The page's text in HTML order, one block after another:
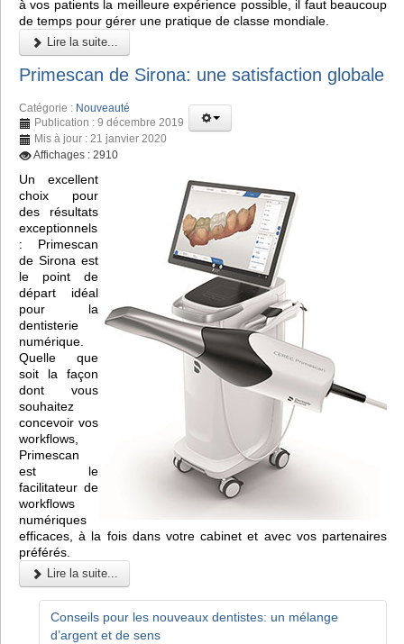
à vos patients la meilleure expérience possible, il faut beaucoup
de temps pour gérer une pratique de classe mondiale.
Lire la suite...
Primescan de Sirona: une satisfaction globale
Catégorie : Nouveauté
Publication : 9 décembre 2019
Mis à jour : 21 janvier 2020
Affichages : 2910
Un excellent
choix pour
des résultats
exceptionnels
: Primescan
de Sirona est
le point de
départ idéal
pour la
dentisterie
numérique.
Quelle que
soit la façon
dont vous
souhaitez
concevoir vos
workflows,
Primescan
est le
facilitateur de
workflows
numériques
efficaces, à la fois dans votre cabinet et avec vos partenaires
préférés.
Lire la suite...
Conseils pour les nouveaux dentistes: un mélange
d’argent et de sens